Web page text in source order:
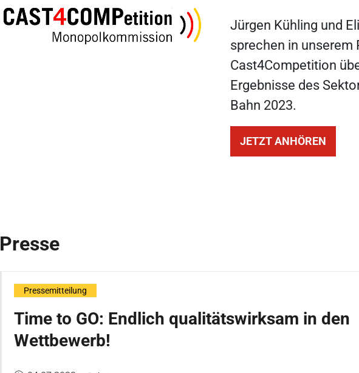
Jürgen Kühling und
sprechen in unserem
Cast4Competition
Ergebnisse des
Bahn 2023.
JETZT ANHÖREN
Presse
Time to GO: Endlich qualitätswirksam in den
Wettbewerb!
Pressemitteilung